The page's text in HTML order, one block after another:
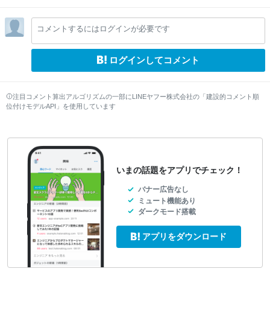
コメントするにはログインが必要です
ログインしてコメント
注目コメント算出アルゴリズムの一部にLINEヤフー株式会社の「建設的コメント順
位付けモデルAPI」を使用しています
いまの話題をアプリでチェック！
バナー広告なし
ミュート機能あり
ダークモード搭載
アプリをダウンロード